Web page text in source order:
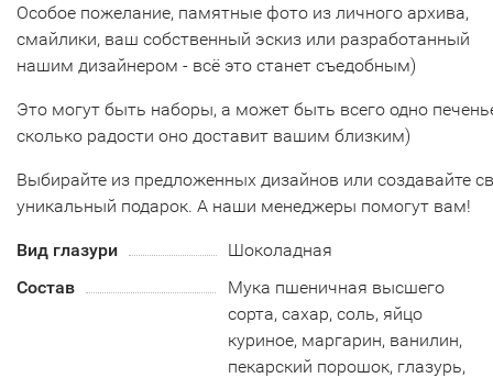
Особое пожелание, памятные фото из личного архива,
смайлики, ваш собственный эскиз или разработанный
нашим дизайнером - всё это станет съедобным)
Это могут быть наборы, а может быть всего одно
сколько радости оно доставит вашим близким)
Выбирайте из предложенных дизайнов или создавайте
уникальный подарок. А наши менеджеры помогут вам!
Вид глазури
Шоколадная
Состав
Мука пшеничная высшего
сорта, сахар, соль, яйцо
куриное, маргарин, ванилин,
пекарский порошок, глазурь,